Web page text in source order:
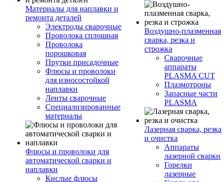
Материалы для наплавки и
ремонта деталей
Электроды сварочные
Проволока сплошная
Проволока
порошковая
Прутки присадочные
Флюсы и проволоки
для износостойкой
наплавки
Ленты сварочные
Специализированные
материалы
Флюсы и проволоки для
автоматической сварки и
наплавки
Кислые флюсы
Воздушно-плазменная
сварка, резка и
строжка
Сварочные
аппараты
PLASMA CUT
Плазмотроны
Запасные части
PLASMA
Лазерная сварка, резка
и очистка
Аппараты
лазерной сварки
Горелки
лазерные